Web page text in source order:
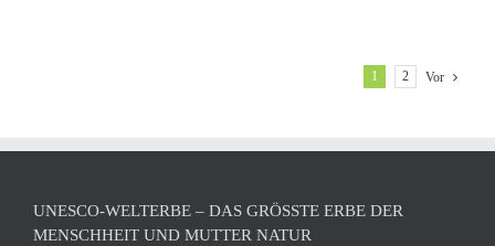
1 2 Vor
UNESCO-WELTERBE – DAS GRÖSSTE ERBE DER M
ENSCHHEIT UND MUTTER NATUR